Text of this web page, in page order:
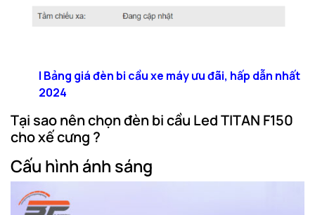
| Bảng giá đèn bi cầu xe máy ưu đãi, hấp dẫn nhất
2024
Tại sao nên chọn đèn bi cầu Led TITAN F150
cho xế cưng ?
Cấu hình ánh sáng